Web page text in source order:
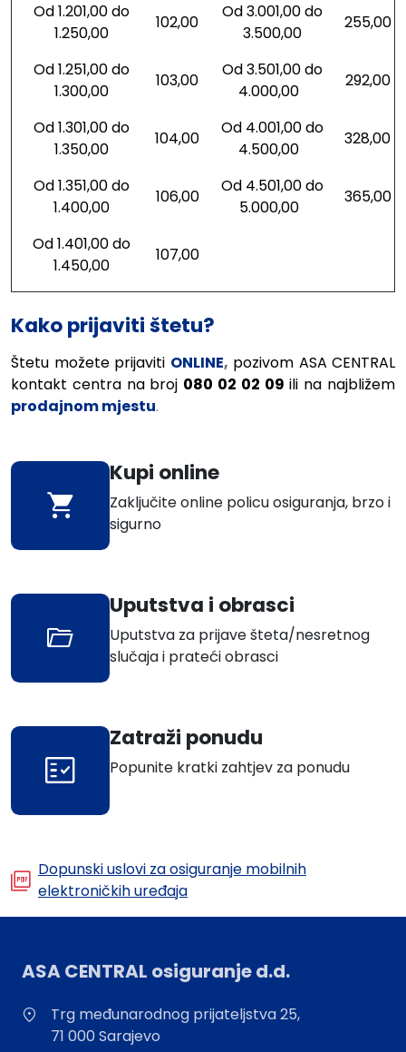
Od 1.201,00 do
1.250,00
102,00
Od 3.001,00 do
3.500,00
255,00
Od 1.251,00 do
1.300,00
103,00
Od 3.501,00 do
4.000,00
292,00
Od 1.301,00 do
1.350,00
104,00
Od 4.001,00 do
4.500,00
328,00
Od 1.351,00 do
1.400,00
106,00
Od 4.501,00 do
5.000,00
365,00
Od 1.401,00 do
1.450,00
107,00
Kako prijaviti štetu?
Štetu možete prijaviti ONLINE, pozivom ASA CENTRAL
kontakt centra na broj 080 02 02 09 ili na najbližem
prodajnom mjestu.
Kupi online
Zaključite online policu osiguranja, brzo i
sigurno
Uputstva i obrasci
Uputstva za prijave šteta/nesretnog
slučaja i prateći obrasci
Zatraži ponudu
Popunite kratki zahtjev za ponudu
Dopunski uslovi za osiguranje mobilnih
elektroničkih uređaja
ASA CENTRAL osiguranje d.d.
Trg međunarodnog prijateljstva 25,
71 000 Sarajevo